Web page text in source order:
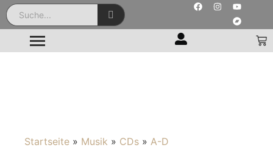
Startseite » Musik » CDs » A-D